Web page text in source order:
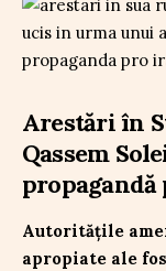
Arestări în
Qassem
Autoritățile
apropiate ale